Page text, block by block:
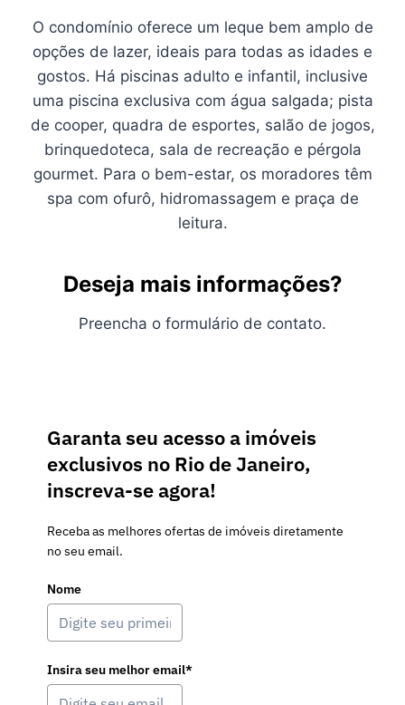
O condomínio oferece um leque bem amplo de
opções de lazer, ideais para todas as idades e
gostos. Há piscinas adulto e infantil, inclusive
uma piscina exclusiva com água salgada; pista
de cooper, quadra de esportes, salão de jogos,
brinquedoteca, sala de recreação e pérgola
gourmet. Para o bem-estar, os moradores têm
spa com ofurô, hidromassagem e praça de
leitura.
Deseja mais informações?
Preencha o formulário de contato.
Garanta seu acesso a imóveis
exclusivos no Rio de Janeiro,
inscreva-se agora!
Receba as melhores ofertas de imóveis diretamente
no seu email.
Nome
Insira seu melhor email*